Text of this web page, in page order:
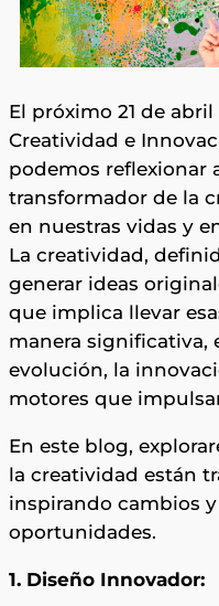
El próximo 21 de
Creatividad e
podemos reflexionar
transformador de la
en nuestras vidas y
La creatividad,
generar ideas
que implica llevar
manera
evolución, la
motores que
En este blog,
la creatividad están
inspirando cambios
oportunidades.
1. Diseño Innovador: